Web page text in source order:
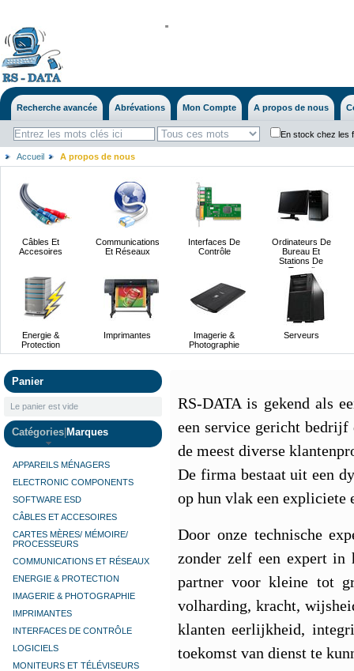
''
Recherche avancée Abrévations Mon Compte A propos de nous
En stock chez les
Accueil A propos de nous
Câbles Et
Accesoires
Communications
Et Réseaux
Interfaces De
Contrôle
Ordinateurs De
Bureau Et
Stations De
Travail
Energie &
Protection
Imprimantes
Imagerie &
Photographie
Serveurs
Panier
Le panier est vide
Catégories Marques
APPAREILS MÉNAGERS
ELECTRONIC COMPONENTS
SOFTWARE ESD
CÂBLES ET ACCESOIRES
CARTES MÈRES/ MÉMOIRE/
PROCESSEURS
COMMUNICATIONS ET RÉSEAUX
ENERGIE & PROTECTION
IMAGERIE & PHOTOGRAPHIE
IMPRIMANTES
INTERFACES DE CONTRÔLE
LOGICIELS
MONITEURS ET TÉLÉVISEURS
RS-DATA is gekend als
een service gericht bedrijf
de meest diverse
De firma bestaat uit een
op hun vlak een expliciete
Door onze technische
zonder zelf een expert in
partner voor kleine tot
volharding, kracht,
klanten eerlijkheid,
toekomst van dienst te